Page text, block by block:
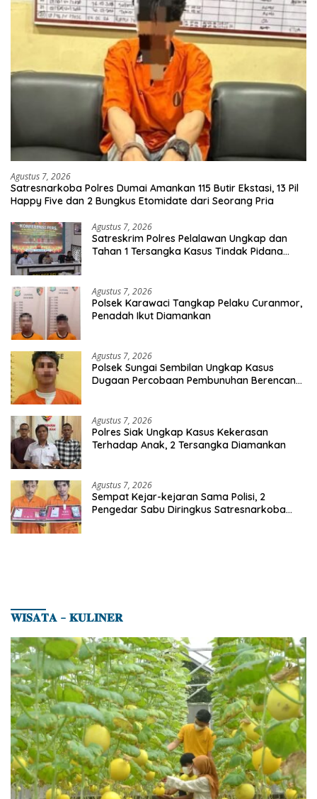
Agustus 7, 2026
Satresnarkoba Polres Dumai Amankan 115 Butir Ekstasi, 13 Pil
Happy Five dan 2 Bungkus Etomidate dari Seorang Pria
Agustus 7, 2026
Satreskrim Polres Pelalawan Ungkap dan
Tahan 1 Tersangka Kasus Tindak Pidana
Agustus 7, 2026
Polsek Karawaci Tangkap Pelaku Curanmor,
Penadah Ikut Diamankan
Agustus 7, 2026
Polsek Sungai Sembilan Ungkap Kasus
Dugaan Percobaan Pembunuhan Berencana,
Agustus 7, 2026
Polres Siak Ungkap Kasus Kekerasan
Terhadap Anak, 2 Tersangka Diamankan
Agustus 7, 2026
Sempat Kejar-kejaran Sama Polisi, 2
Pengedar Sabu Diringkus Satresnarkoba
𝐖𝐈𝐒𝐀𝐓𝐀 – 𝐊𝐔𝐋𝐈𝐍𝐄𝐑